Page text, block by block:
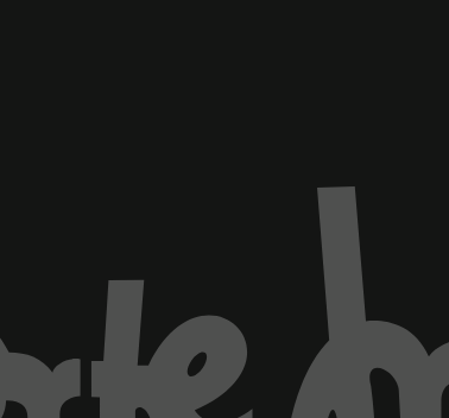
Marca El Corte Inglés